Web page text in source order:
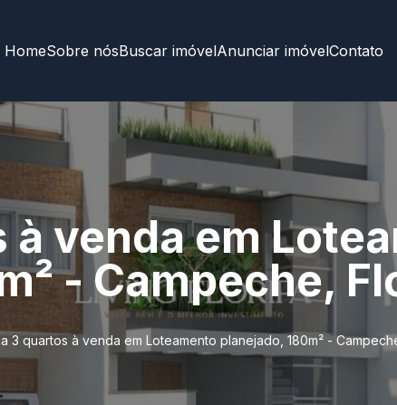
HomeSobre nósBuscar imóvelAnunciar imóvelContato
à venda em
- Campeche,
3 quartos à venda em Loteamento planejado, 180m² -